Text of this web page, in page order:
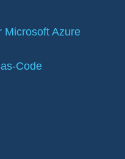
Microsoft Azure
Code